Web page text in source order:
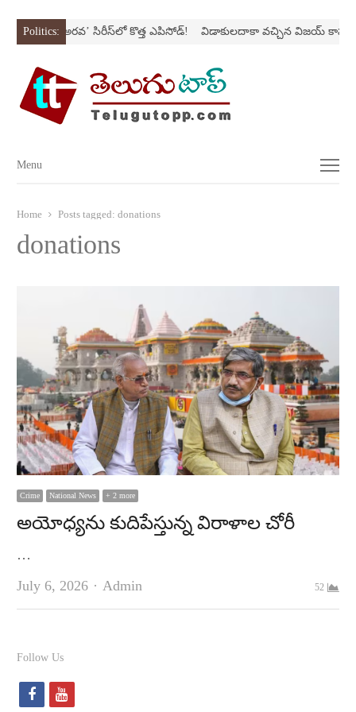
Politics:‘అర‌వ’ సిరీస్‌లో కొత్త ఎపిసోడ్‌! విడాకులదాకా వచ్చిన విజయ్‌ కాపురం
Menu
Menu
Home Posts tagged: donations
donations
Crime National News + 2 more
అయోధ్య‌ను కుదిపేస్తున్న విరాళాల చోరీ
…
July 6, 2026
Author
Admin 52
Follow Us
f
y